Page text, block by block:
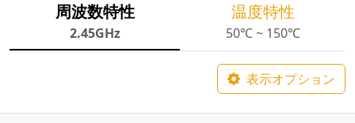
周波数特性
2.45GHz
温度特性
50℃ ~ 150℃
表示オプション